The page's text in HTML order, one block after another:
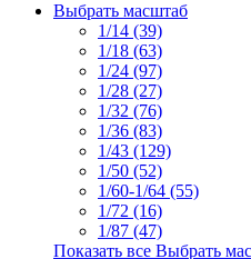
Выбрать масштаб
1/14 (39)
1/18 (63)
1/24 (97)
1/28 (27)
1/32 (76)
1/36 (83)
1/43 (129)
1/50 (52)
1/60-1/64 (55)
1/72 (16)
1/87 (47)
Показать все Выбрать